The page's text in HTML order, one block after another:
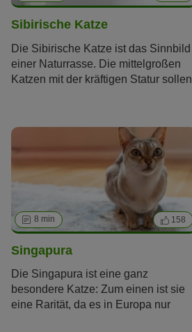
Sibirische Katze
Die Sibirische Katze ist das Sinnbild
einer Naturrasse. Die mittelgroßen
Katzen mit der kräftigen Statur sollen
sein. Gezielt gezüchtet werden sie
erst seit den 1980er-Jahren. Am
meisten beeindruckt Liebhaber das
Äußere der in ihrem Herkunftsland
Russland „Sibirskaja koschka“
genannten Waldkatzen und ihr
unkomplizierter Charakter.
8 min 158
Singapura
Die Singapura ist eine ganz
besondere Katze: Zum einen ist sie
eine Rarität, da es in Europa nur